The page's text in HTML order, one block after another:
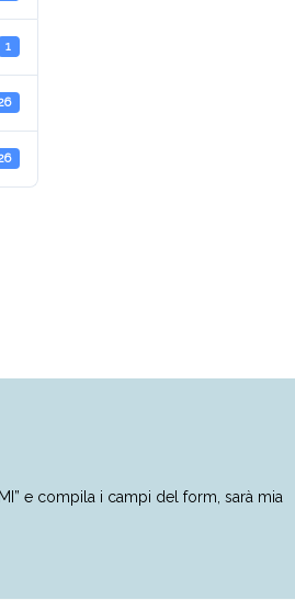
1
e compila i campi del form, sarà mia